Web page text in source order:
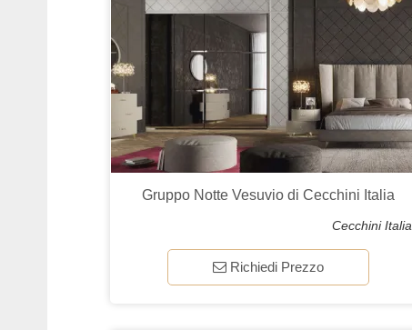
Gruppo Notte Vesuvio di Cecchini Italia
Cecchini Italia
Richiedi Prezzo